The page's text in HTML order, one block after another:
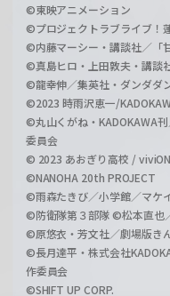
©東映アニメーション
©プロジェクトラブライブ！
©内藤マーシー・講談社／「
©真島ヒロ・上田敦夫・講談
©龍幸伸／集英社・ダンダダ
©2023 時雨沢恵一/
©丸山くがね・KADOKAWA
委員会
© 2023 あおぎり高校 /
©NANOHA 20th PROJECT
©雨森たきび／小学館／マケ
©防衛隊第３部隊 ©松本直也
©原悠衣・芳文社／劇場版き
©長月達平・株式会社
作委員会
©SHIFT UP CORP.